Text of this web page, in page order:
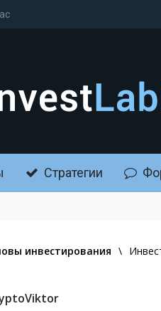
Стратегии
инвестирования \